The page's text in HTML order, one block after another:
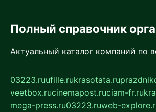
Полный справочник
Актуальный каталог компаний по
03223.ruufille.rukrasotata.ru
veetbox.rucinemapost.ruciam-fr.ru
mega-press.ru03223.ruweb-